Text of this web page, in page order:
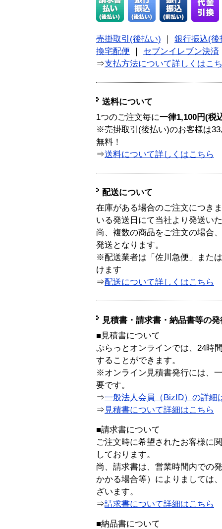
売掛取引(後払い)
銀行振込(後
換宅配便
セブンイレブン決済
⇒支払方法について詳しくはこ
送料について
1つのご注文毎に一律1,100円(税
※売掛取引(後払い)のお客様は
無料！
⇒送料について詳しくはこちら
配送について
在庫がある場合のご注文につき
いる発送日にて当社より発送い
尚、複数の商品をご注文の場合
発送となります。
※配送業者は「佐川急便」また
けます
⇒配送について詳しくはこちら
見積書・請求書・納品書等の
■見積書について
ぷらっとオンラインでは、24時
することができます。
※オンライン見積書発行には、
要です。
⇒一般法人会員（BizID）の詳細
⇒ 見積書について詳細はこちら
■請求書について
ご注文時に希望されたお客様に
しております。
尚、請求書は、営業時間内での
かかる場合等）によりましては
ざいます。
⇒請求書について詳細はこちら
■納品書について